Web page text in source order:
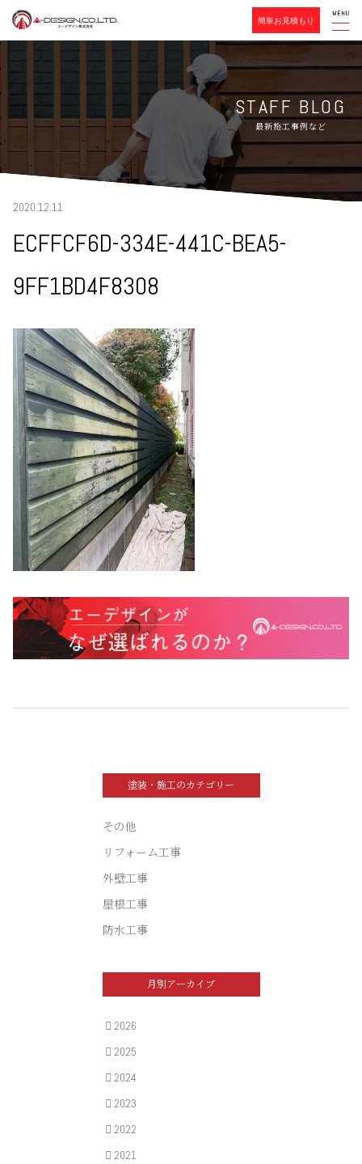
STAFF BLOG
最新施工事例など
2020.12.11
ECFFCF6D-334E-441C-BEA5-
9FF1BD4F8308
塗装・施工のカテゴリー
その他
リフォーム工事
外壁工事
屋根工事
防水工事
月別アーカイブ
2026
2025
2024
2023
2022
2021
簡単お見積もり